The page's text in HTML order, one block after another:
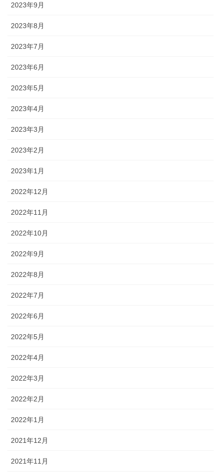
2023年9月
2023年8月
2023年7月
2023年6月
2023年5月
2023年4月
2023年3月
2023年2月
2023年1月
2022年12月
2022年11月
2022年10月
2022年9月
2022年8月
2022年7月
2022年6月
2022年5月
2022年4月
2022年3月
2022年2月
2022年1月
2021年12月
2021年11月